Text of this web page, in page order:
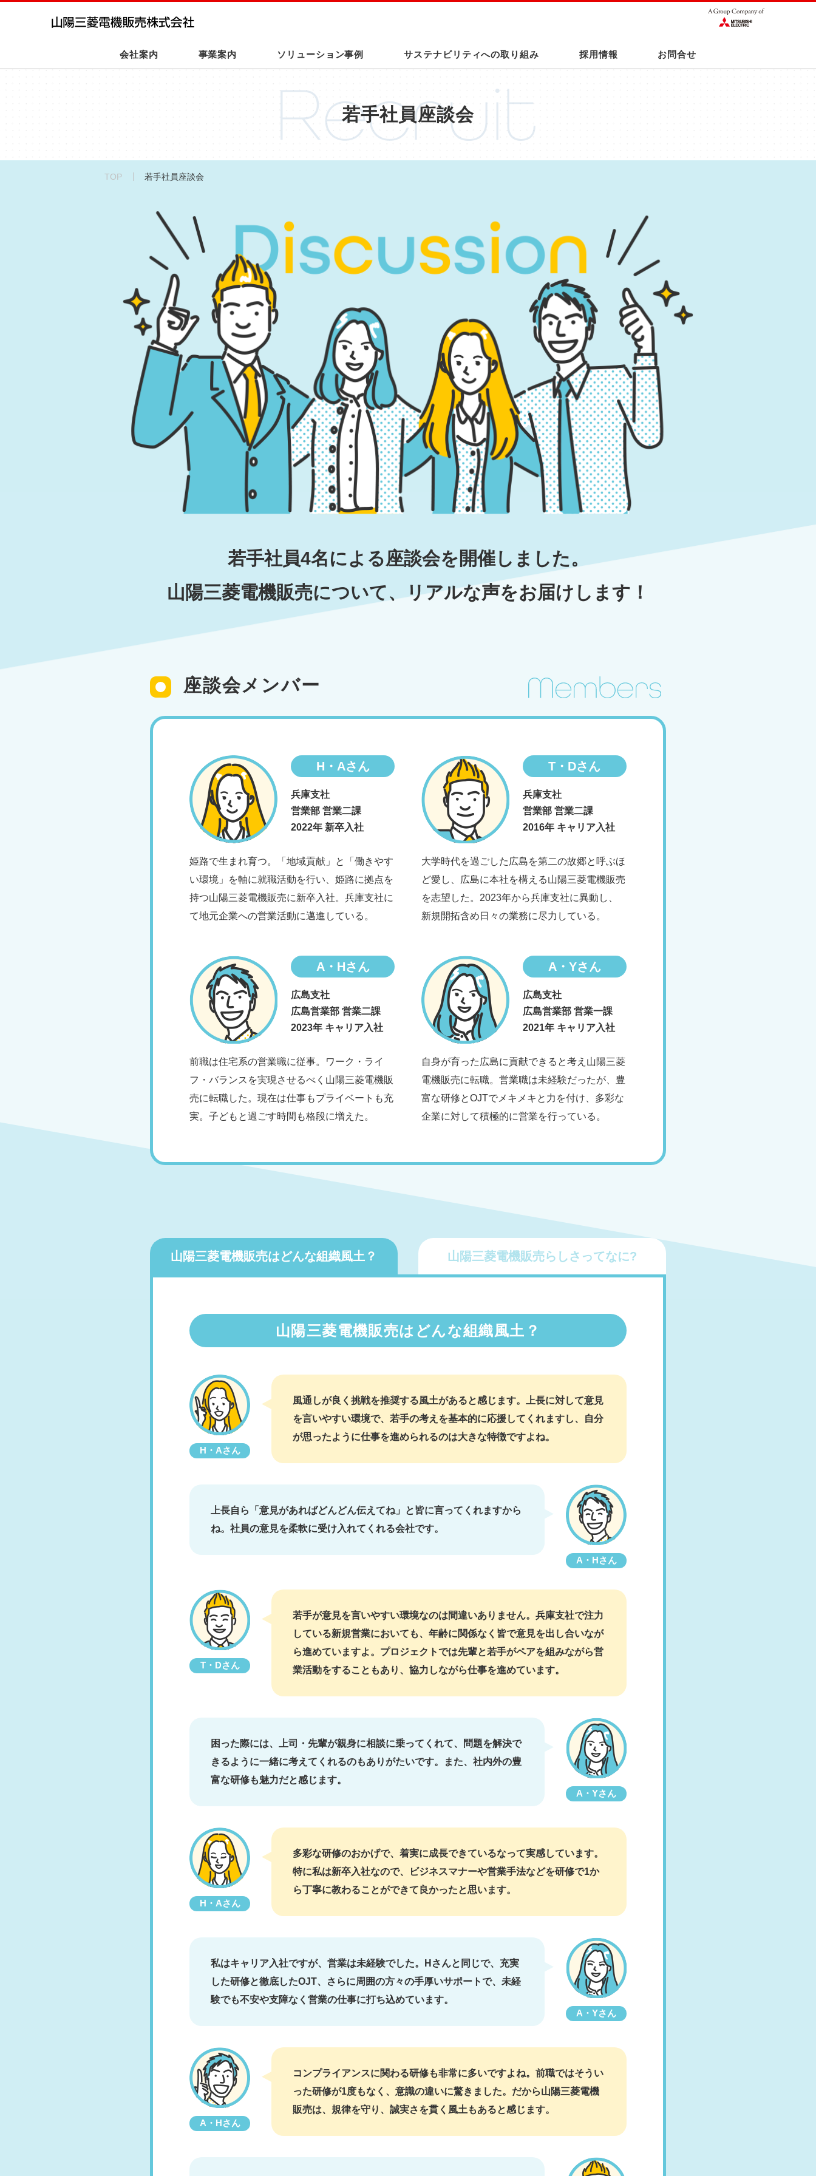
会社案内 事業案内 ソリューション事例 サステナビリティへの取り組み 採用情報 お問合せ
若手社員座談会
TOP 若手社員座談会
若手社員4名による座談会を開催しました。
山陽三菱電機販売について、リアルな声をお届けします！
座談会メンバー
H・Aさん
兵庫支社
営業部 営業二課
2022年 新卒入社
姫路で生まれ育つ。「地域貢献」と「働きやす
い環境」を軸に就職活動を行い、姫路に拠点を
持つ山陽三菱電機販売に新卒入社。兵庫支社に
て地元企業への営業活動に邁進している。
T・Dさん
兵庫支社
営業部 営業二課
2016年 キャリア入社
大学時代を過ごした広島を第二の故郷と呼ぶほ
ど愛し、広島に本社を構える山陽三菱電機販売
を志望した。2023年から兵庫支社に異動し、
新規開拓含め日々の業務に尽力している。
A・Hさん
広島支社
広島営業部 営業二課
2023年 キャリア入社
前職は住宅系の営業職に従事。ワーク・ライ
フ・バランスを実現させるべく山陽三菱電機販
売に転職した。現在は仕事もプライベートも充
実。子どもと過ごす時間も格段に増えた。
A・Yさん
広島支社
広島営業部 営業一課
2021年 キャリア入社
自身が育った広島に貢献できると考え山陽三菱
電機販売に転職。営業職は未経験だったが、豊
富な研修とOJTでメキメキと力を付け、多彩な
企業に対して積極的に営業を行っている。
山陽三菱電機販売はどんな組織風土？ 山陽三菱電機販売らしさってなに?
山陽三菱電機販売はどんな組織風土？
H・Aさん
風通しが良く挑戦を推奨する風土があると感じます。上長に対して意見
を言いやすい環境で、若手の考えを基本的に応援してくれますし、自分
が思ったように仕事を進められるのは大きな特徴ですよね。
A・Hさん
上長自ら「意見があればどんどん伝えてね」と皆に言ってくれますから
ね。社員の意見を柔軟に受け入れてくれる会社です。
T・Dさん
若手が意見を言いやすい環境なのは間違いありません。兵庫支社で注力
している新規営業においても、年齢に関係なく皆で意見を出し合いなが
ら進めていますよ。プロジェクトでは先輩と若手がペアを組みながら営
業活動をすることもあり、協力しながら仕事を進めています。
A・Yさん
困った際には、上司・先輩が親身に相談に乗ってくれて、問題を解決で
きるように一緒に考えてくれるのもありがたいです。また、社内外の豊
富な研修も魅力だと感じます。
H・Aさん
多彩な研修のおかげで、着実に成長できているなって実感しています。
特に私は新卒入社なので、ビジネスマナーや営業手法などを研修で1か
ら丁寧に教わることができて良かったと思います。
A・Yさん
私はキャリア入社ですが、営業は未経験でした。Hさんと同じで、充実
した研修と徹底したOJT、さらに周囲の方々の手厚いサポートで、未経
験でも不安や支障なく営業の仕事に打ち込めています。
A・Hさん
コンプライアンスに関わる研修も非常に多いですよね。前職ではそうい
った研修が1度もなく、意識の違いに驚きました。だから山陽三菱電機
販売は、規律を守り、誠実さを貫く風土もあると感じます。